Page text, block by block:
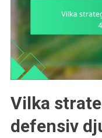
Vilka
defensiv